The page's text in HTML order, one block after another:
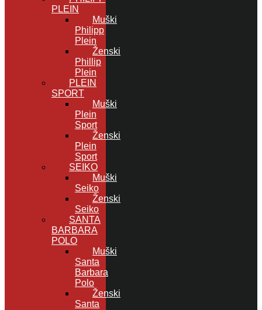
PLEIN
Muški
Philipp
Plein
Ženski
Phillip
Plein
PLEIN
SPORT
Muški
Plein
Sport
Ženski
Plein
Sport
SEIKO
Muški
Seiko
Ženski
Seiko
SANTA
BARBARA
POLO
Muški
Santa
Barbara
Polo
Ženski
Santa